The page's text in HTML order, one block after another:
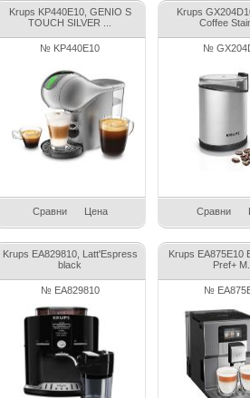
Krups KP440E10, GENIO S
TOUCH SILVER ...
№ KP440E10
Сравни Цена
Krups
Coffee
№
Сравни
Krups EA829810, Latt'Espress
black
№ EA829810
Krups EA875E10
Pref+ M...
№